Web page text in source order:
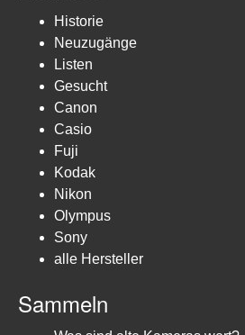
Historie
Neuzugänge
Listen
Gesucht
Canon
Casio
Fuji
Kodak
Nikon
Olympus
Sony
alle Hersteller
Sammeln